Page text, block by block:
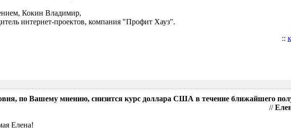
Кокин Владимир,
интернет-проектов, компания "Профит Хауз".
::
по Вашему мнению, снизится курс доллара США в течение ближайшего
//
Елена!